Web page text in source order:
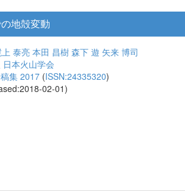
地殻変動
泰亮本田 昌樹 森下 遊 矢来 博司
本火山学会
集 2017 (ISSN:24335320)
02-01)